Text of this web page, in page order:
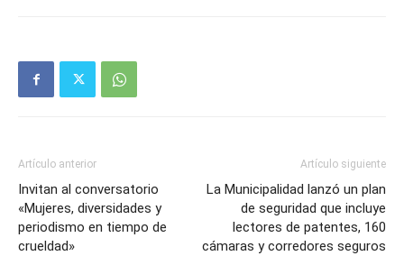
Artículo anterior
Invitan al conversatorio
«Mujeres, diversidades y
periodismo en tiempo de
crueldad»
Artículo siguiente
La Municipalidad lanzó un plan
de seguridad que incluye
lectores de patentes, 160
cámaras y corredores seguros